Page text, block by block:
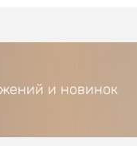
и новинок